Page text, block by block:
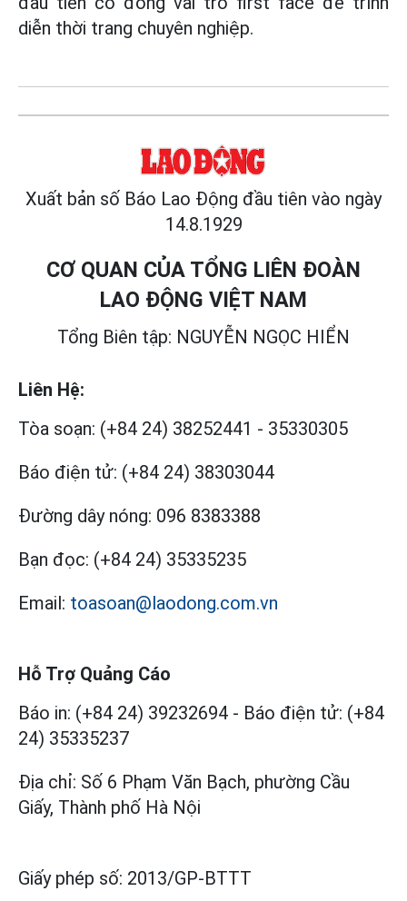
diễn thời trang chuyên nghiệp.
Xuất bản số Báo Lao Động đầu tiên vào ngày
14.8.1929
CƠ QUAN CỦA TỔNG LIÊN ĐOÀN
LAO ĐỘNG VIỆT NAM
Tổng Biên tập: NGUYỄN NGỌC HIỂN
Liên Hệ:
Tòa soạn: (+84 24) 38252441 - 35330305
Báo điện tử: (+84 24) 38303044
Đường dây nóng: 096 8383388
Bạn đọc: (+84 24) 35335235
Email: toasoan@laodong.com.vn
Hỗ Trợ Quảng Cáo
Báo in: (+84 24) 39232694 - Báo điện tử: (+84
24) 35335237
Địa chỉ: Số 6 Phạm Văn Bạch, phường Cầu
Giấy, Thành phố Hà Nội
Giấy phép số: 2013/GP-BTTT